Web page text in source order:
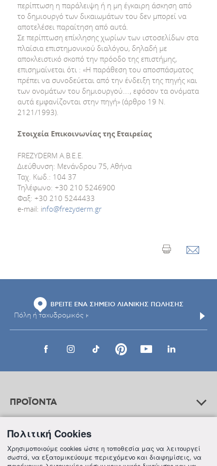
περίπτωση η παράλειψη ή η μη έγκαιρη άσκηση από
το δημιουργό των δικαιωμάτων του δεν μπορεί να
αποτελέσει παραίτηση από αυτά.
Σε περίπτωση επίκλησης χωρίων των ιστοσελίδων στα
πλαίσια επιστημονικού διαλόγου, δηλαδή με
αποκλειστικό σκοπό την πρόοδο της επιστήμης,
επισημαίνεται ότι : «Η παράθεση του αποσπάσματος
πρέπει να συνοδεύεται από την ένδειξη της πηγής και
των ονομάτων του δημιουργού…., εφόσον τα ονόματα
αυτά εμφανίζονται στην πηγή» (άρθρο 19 Ν.
2121/1993).
Στοιχεία Επικοινωνίας της Εταιρείας
FREZYDERM A.B.E.E.
Διεύθυνση: Μενάνδρου 75, Αθήνα
Ταχ. Κωδ.: 104 37
Τηλέφωνο: +30 210 5246900
Φαξ: +30 210 5244433
e-mail: info@frezyderm.gr
ΒΡΕΙΤΕ ΕΝΑ ΣΗΜΕΙΟ ΛΙΑΝΙΚΗΣ ΠΩΛΗΣΗΣ
ΠΡΟΪΟΝΤΑ
ΒΟΗΘΕΙΑ
Πολιτική Cookies
Χρησιμοποιούμε cookies ώστε η τοποθεσία μας να λειτουργεί
σωστά, να εξατομικεύουμε περιεχόμενο και διαφημίσεις, να